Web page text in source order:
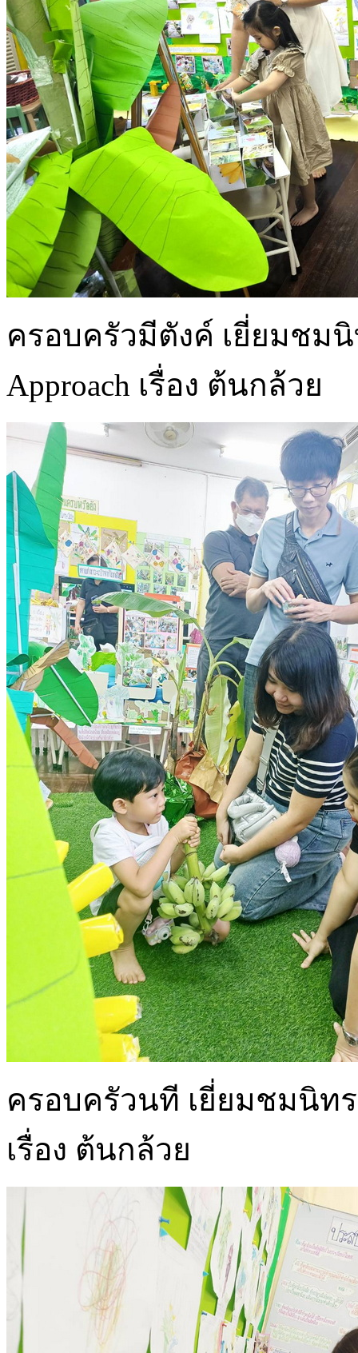
ครอบครัวมีตังค์ เยี่ยมชมนิ
Approach เรื่อง ต้นกล้วย
ครอบครัวนที เยี่ยมชมนิทร
เรื่อง ต้นกล้วย